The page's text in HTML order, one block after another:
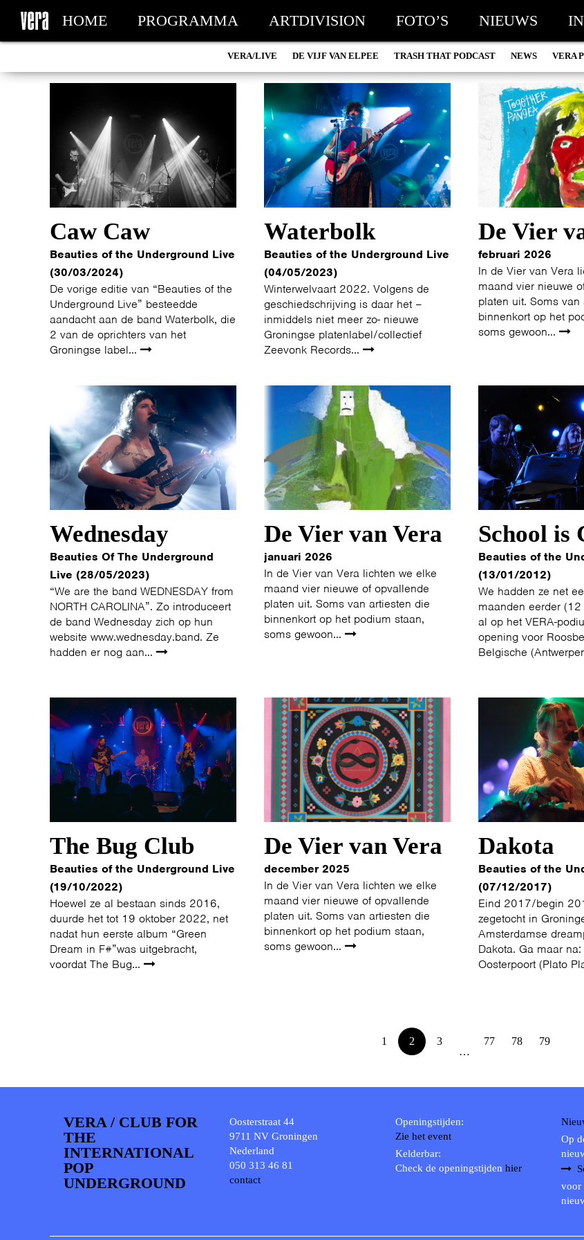
HOME PROGRAMMA ARTDIVISION FOTO’S NIEUWS
VERA/LIVE DE VIJF VAN ELPEE TRASH THAT PODCAST NEWS VERA
Caw Caw
Beauties of the Underground Live
(30/03/2024)
De vorige editie van “Beauties of the
Underground Live” besteedde
aandacht aan de band Waterbolk, die
2 van de oprichters van het
Groningse label...
Waterbolk
Beauties of the Underground Live
(04/05/2023)
Winterwelvaart 2022. Volgens de
geschiedschrijving is daar het –
inmiddels niet meer zo- nieuwe
Groningse platenlabel/collectief
Zeevonk Records...
De Vier
februari 2026
In de Vier van Vera
maand vier nieuwe
platen uit. Soms van
binnenkort op het
soms gewoon...
Wednesday
Beauties Of The Underground
Live (28/05/2023)
“We are the band WEDNESDAY from
NORTH CAROLINA”. Zo introduceert
de band Wednesday zich op hun
website www.wednesday.band. Ze
hadden er nog aan...
De Vier van Vera
januari 2026
In de Vier van Vera lichten we elke
maand vier nieuwe of opvallende
platen uit. Soms van artiesten die
binnenkort op het podium staan,
soms gewoon...
School is
Beauties of the
(13/01/2012)
We hadden ze net
maanden eerder
al op het VERA-
opening voor
Belgische
The Bug Club
Beauties of the Underground Live
(19/10/2022)
Hoewel ze al bestaan sinds 2016,
duurde het tot 19 oktober 2022, net
nadat hun eerste album “Green
Dream in F#”was uitgebracht,
voordat The Bug...
De Vier van Vera
december 2025
In de Vier van Vera lichten we elke
maand vier nieuwe of opvallende
platen uit. Soms van artiesten die
binnenkort op het podium staan,
soms gewoon...
Dakota
Beauties of the
(07/12/2017)
Eind 2017/begin
zegetocht in
Amsterdamse
Dakota. Ga maar
Oosterpoort (Plato
1 2
3
…
77 78 79
VERA / CLUB FOR
THE
INTERNATIONAL
POP
UNDERGROUND
Oosterstraat 44
9711 NV Groningen
Nederland
050 313 46 81
contact
Openingstijden:
Zie het event
Kelderbar:
Check de openingstijden hier
Op
voor